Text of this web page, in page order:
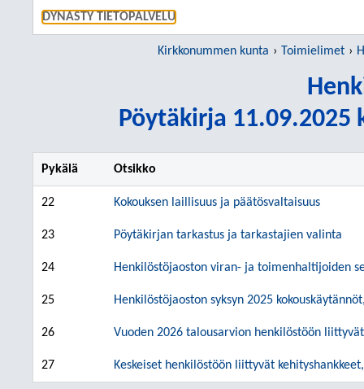
DYNASTY TIETOPALVELU
Kirkkonummen kunta Toimielimet
Pöytäkirja 11.09.2025
Pykälä Otsikko
22 Kokouksen laillisuus ja päätösvaltaisuus
23 Pöytäkirjan tarkastus ja tarkastajien valinta
24 Henkilöstöjaoston viran- ja toimenhaltijoiden
25 Henkilöstöjaoston syksyn 2025
26 Vuoden 2026 talousarvion henkilöstöön
27 Keskeiset henkilöstöön liittyvät